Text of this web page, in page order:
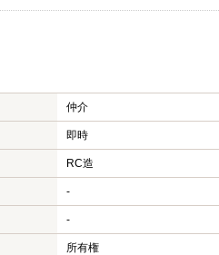
仲介
即時
RC造
-
-
所有権